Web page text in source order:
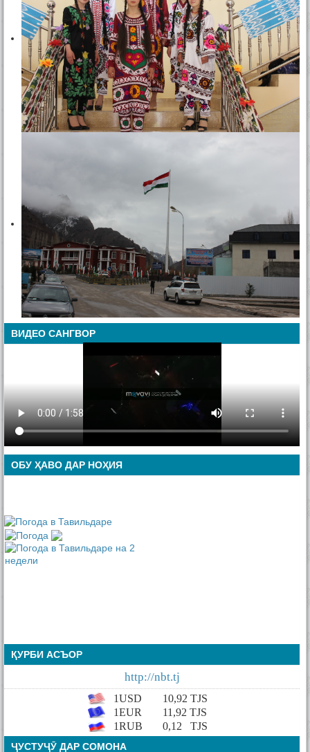
ВИДЕО САНГВОР
ОБУ ҲАВО ДАР НОҲИЯ
ҚУРБИ АСЪОР
http://nbt.tj
1USD 10,92 TJS
1EUR
11,92 TJS
1RUB
0,12 TJS
ҶУСТУҶӮ ДАР СОМОНА